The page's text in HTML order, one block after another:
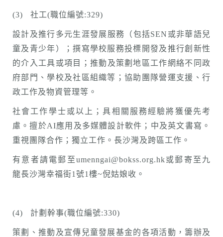
(3) 社工(職位編號:329)
設計及推行多元生涯發展服務（包括SEN或非華語兒
童及青少年）；撰寫學校服務投標開發及推行創新性
的介入工具或項目；推動及策劃地區工作網絡不同政
府部門、學校及社區組織等；協助團隊營運支援、行
政工作及物資管理等。
社會工作學士或以上；具相關服務經驗將獲優先考
慮。擅於AI應用及多媒體設計軟件；中及英文書寫。
重視團隊合作；獨立工作。長沙灣及跨區工作。
有意者請電郵至umenngai@bokss.org.hk或郵寄至九
龍長沙灣幸福街1號1樓~倪姑娘收。
(4) 計劃幹事(職位編號:330)
策劃、推動及宣傳兒童發展基金的各項活動，籌辦及